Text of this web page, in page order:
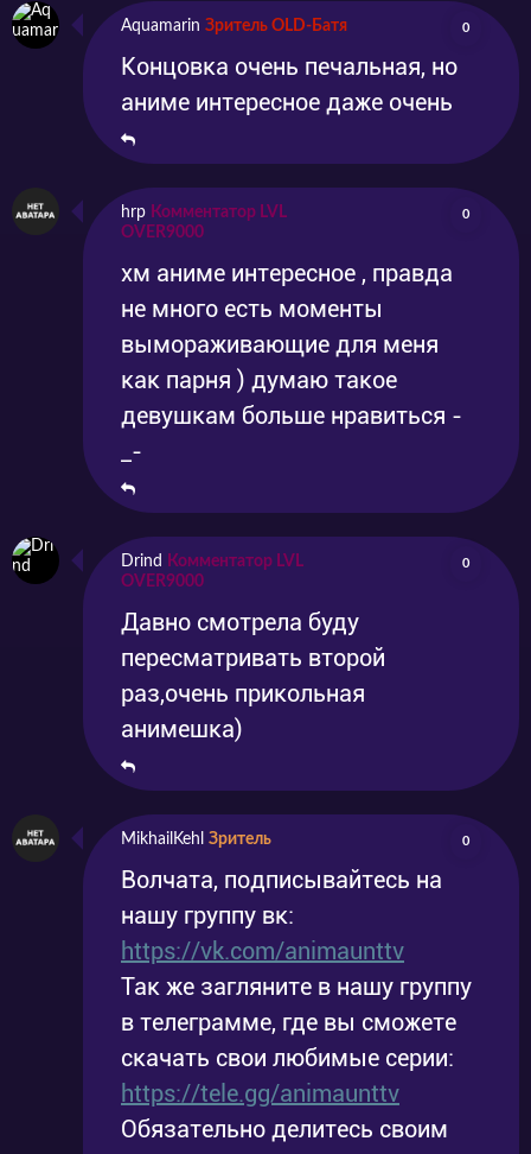
и попахивает магией. Парень по имени
Миямура не стал закладывать эту странную
парочку. Напротив, он заинтригован и
предлагает им возродить к жизни школьный
Герои узнают, что в каждом поколении
учениц есть обладательница магических
способностей. Кто-то даже не подозревает о
своём даре, кто-то – умело им пользуется,
скрывая его от окружающих. Но Рю
выделяется даже на их фоне. Оказывается,
его дар – копирование чужих способностей
через поцелуй. А ещё – невосприимчивость к
магии хозяек дара. Согласно легенде, если
семь ведьм соберутся вместе для особого
ритуала, то они получат доступ к
возможностям, о которых они и не мечтали.
Осталось только вычислить всех колдуний и
убедить их присоединиться к клубу.
Aquamarin Зритель OLD-Батя 0
Концовка очень печальная, но
аниме интересное даже очень
hrp Комментатор LVL
OVER9000
0
хм аниме интересное , правда
не много есть моменты
вымораживающие для меня
как парня ) думаю такое
девушкам больше нравиться -
_-
Drind
Комментатор LVL
OVER9000
0
Давно смотрела буду
пересматривать второй
раз,очень прикольная
анимешка)
MikhailKehl Зритель 0
Волчата, подписывайтесь на
нашу группу вк:
https://vk.com/animaunttv
Так же загляните в нашу группу
в телеграмме, где вы сможете
скачать свои любимые серии:
https://tele.gg/animaunttv
Обязательно делитесь своим